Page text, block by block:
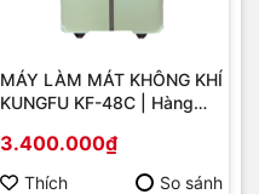
MÁY LÀM MÁT KHÔNG KHÍ
KUNGFU KF-48C | Hàng
3.400.000₫
Thích So sánh